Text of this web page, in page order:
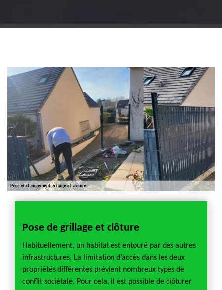
Pose de grillage et clôture
Habituellement, un habitat est entouré par des autres
infrastructures. La limitation d’accès dans les deux
propriétés différentes prévient nombreux types de
conflit sociétale. Pour cela, il est possible de clôturer